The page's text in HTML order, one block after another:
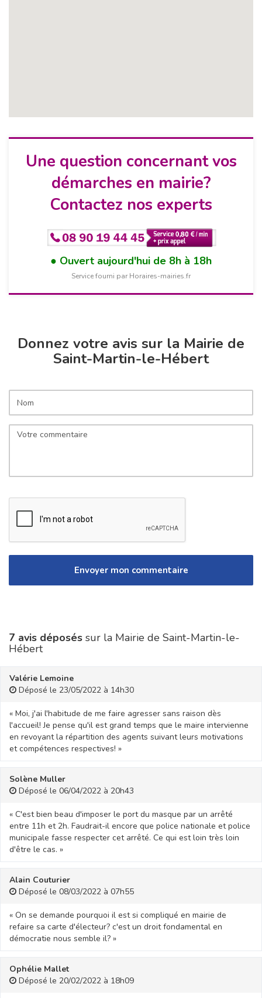
Une question concernant vos
démarches en mairie?
Contactez nos experts
Ouvert aujourd'hui de 8h à 18h
Service fourni par Horaires-mairies.fr
Donnez votre avis sur la Mairie de
Saint-Martin-le-Hébert
7 avis déposés sur la Mairie de Saint-Martin-le-
Hébert
Valérie Lemoine
Déposé le 23/05/2022 à 14h30
« Moi, j'ai l'habitude de me faire agresser sans raison dès
l'accueil! Je pense qu'il est grand temps que le maire intervienne
en revoyant la répartition des agents suivant leurs motivations
et compétences respectives! »
Solène Muller
Déposé le 06/04/2022 à 20h43
« C'est bien beau d'imposer le port du masque par un arrêté
entre 11h et 2h. Faudrait-il encore que police nationale et police
municipale fasse respecter cet arrêté. Ce qui est loin très loin
d'être le cas. »
Alain Couturier
Déposé le 08/03/2022 à 07h55
« On se demande pourquoi il est si compliqué en mairie de
refaire sa carte d'électeur? c'est un droit fondamental en
démocratie nous semble il? »
Ophélie Mallet
Déposé le 20/02/2022 à 18h09